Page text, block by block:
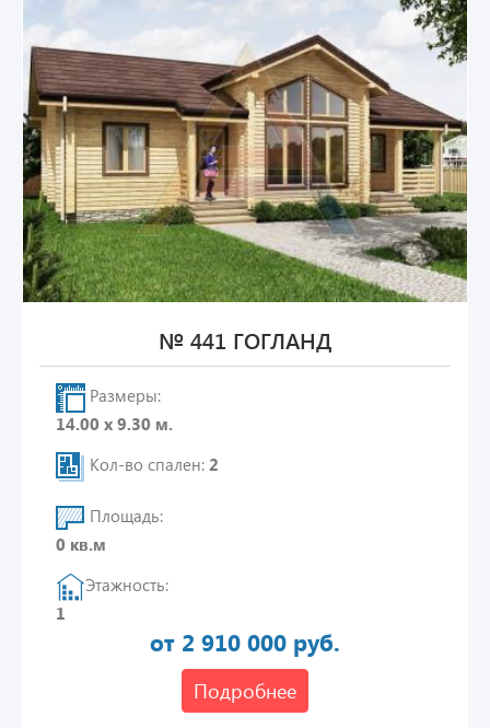
№ 441 ГОГЛАНД
Размеры:
14.00 х 9.30 м.
Кол-во спален: 2
Площадь:
0 кв.м
Этажность:
1
от 2 910 000 руб.
Подробнее